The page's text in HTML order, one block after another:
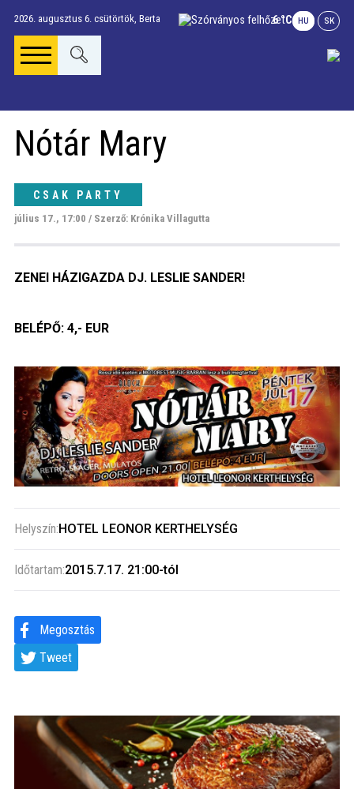
Vállalkozások és
szolgáltatások
Riport
Közigazgatás
Időjárás
Kultúra
Gyereksarok
Városunkról
PR
Sport
2026. augusztus 6. csütörtök, Berta 6 °C HU SK
Nótár Mary
CSAK PARTY
július 17., 17:00 / Szerző: Krónika Villagutta
ZENEI HÁZIGAZDA DJ. LESLIE SANDER!
BELÉPŐ: 4,- EUR
Helyszín:HOTEL LEONOR KERTHELYSÉG
Időtartam:2015.7.17. 21:00-tól
Megosztás
Tweet